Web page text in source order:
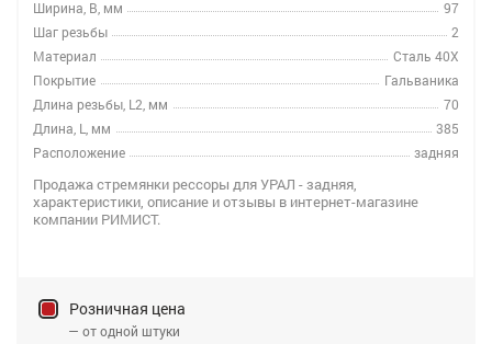
Ширина, B, мм
97
Шаг резьбы
2
Материал
Сталь 40Х
Покрытие
Гальваника
Длина резьбы, L2, мм
70
Длина, L, мм
385
Расположение
задняя
Продажа стремянки рессоры для УРАЛ - задняя,
характеристики, описание и отзывы в интернет-магазине
компании РИМИСТ.
Розничная цена
— от одной штуки